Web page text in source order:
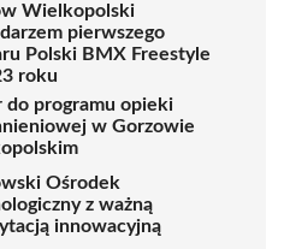
Wielkopolski
pierwszego
Polski BMX Freestyle
roku
do programu opieki
w Gorzowie
Ośrodek
z ważną
innowacyjną